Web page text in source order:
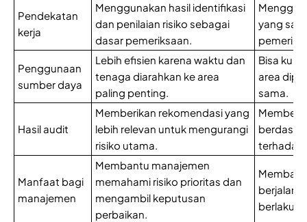
Pendekatan
kerja
Menggunakan hasil identifikasi
dan penilaian risiko sebagai
dasar pemeriksaan.
yang
Penggunaan
sumber daya
Lebih efisien karena waktu dan
tenaga diarahkan ke area
paling penting.
Bisa
area
sama.
Hasil audit
Memberikan rekomendasi yang
lebih relevan untuk mengurangi
risiko utama.
terhadap
Manfaat bagi
manajemen
Membantu manajemen
memahami risiko prioritas dan
mengambil keputusan
perbaikan.
berjalan
berlaku.